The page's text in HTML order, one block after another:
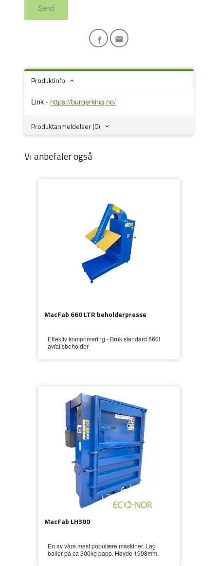
Send
Produktinfo
Link - https://burgerking.no/
Produktanmeldelser (0)
Vi anbefaler også
MacFab 660 LTR beholderpresse
Effektiv komprimering - Bruk standard 660l
avfallsbeholder
MacFab LH300
En av våre mest populære maskiner. Lag
baller på ca 300kg papp. Høyde 1998mm.